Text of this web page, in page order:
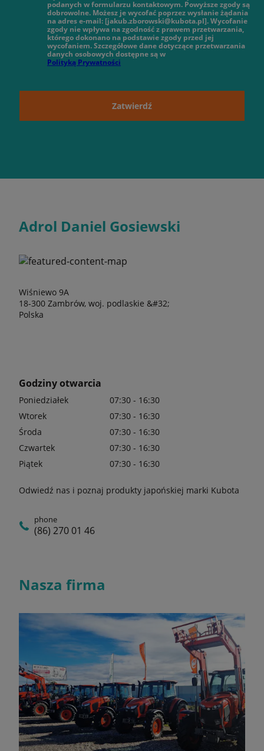
podanych w formularzu kontaktowym. Powyższe zgody są
dobrowolne. Możesz je wycofać poprzez wysłanie żądania
na adres e-mail: [jakub.zborowski@kubota.pl]. Wycofanie
zgody nie wpływa na zgodność z prawem przetwarzania,
którego dokonano na podstawie zgody przed jej
wycofaniem. Szczegółowe dane dotyczące przetwarzania
danych osobowych dostępne są w
Polityką Prywatności
Zatwierdź
Adrol Daniel Gosiewski
Wiśniewo 9A
18-300 Zambrów, woj. podlaskie &#32;
Polska
Godziny otwarcia
Poniedziałek
07:30 - 16:30
Wtorek
07:30 - 16:30
Środa
07:30 - 16:30
Czwartek
07:30 - 16:30
Piątek
07:30 - 16:30
Odwiedź nas i poznaj produkty japońskiej marki Kubota
phone
(86) 270 01 46
Nasza firma